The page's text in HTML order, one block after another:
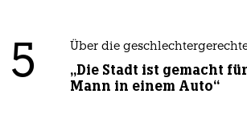
5 Über die
„Die Stadt ist gemacht
Mann in einem Auto“